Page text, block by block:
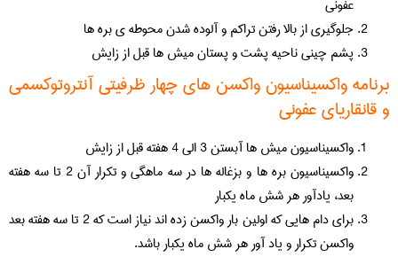
عفونی
جلوگیری از بالا رفتن تراکم و آلوده شدن محوطه ی بره ها
پشم چینی ناحیه پشت و پستان میش ها قبل از زایش
برنامه واکسیناسیون واکسن های چهار ظرفیتی آنتروتوکسمی
و قانقاریای عفونی
واکسیناسیون میش ها آبستن 3 الی 4 هفته قبل از زایش
واکسیناسیون بره ها و بزغاله ها در سه ماهگی و تکرار آن 2 تا سه هفته
بعد، یادآور هر شش ماه یکبار
برای دام هایی که اولین بار واکسن زده اند نیاز است که 2 تا سه هفته بعد
واکسن تکرار و یاد آور هر شش ماه یکبار باشد.